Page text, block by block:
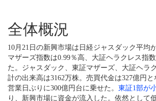
全体概況
10月21日の新興市場は日経ジャスダック平均
マザーズ指数は0.99％高、大証ヘラクレス指
た。ジャスダック、東証マザーズ、大証ヘラ
計の出来高は3162万株。売買代金は327億円
営業日ぶりに300億円台に乗せた。 東証1部が
り、新興市場に資金が流入した。依然として